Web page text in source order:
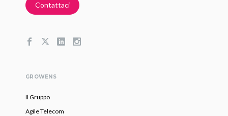
Contattaci
GROWENS
Il Gruppo
Agile Telecom